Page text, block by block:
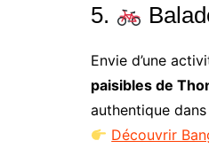
5.
Envie d’une
paisibles de
authentique
Découvrir